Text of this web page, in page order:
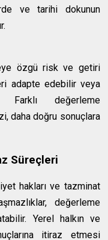
ve tarihi dokunun
özgü risk ve getiri
adapte edebilir veya
Farklı değerleme
daha doğru sonuçlara
Süreçleri
hakları ve tazminat
değerleme
Yerel halkın ve
itiraz etmesi